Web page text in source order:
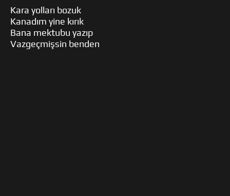
Kara yolları bozuk
Kanadım yine kırık
Bana mektubu yazıp
Vazgeçmişsin benden